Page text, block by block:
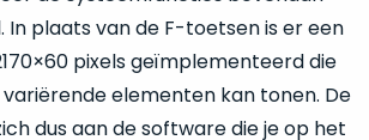
plaats van de F-toetsen is er een
pixels geïmplementeerd die
elementen kan tonen. De
dus aan de software die je op het